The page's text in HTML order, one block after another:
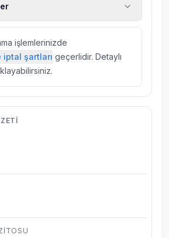
fiyatlara dahil değildir.
düzenli olarak ilaçlama
Buna rağmen çevrede
sinek vs. bulunma ihtimali
altyapı çalışmaları
Bu çalışma nedeniyle yol
işlemlerinizde
şartları geçerlidir. Detaylı